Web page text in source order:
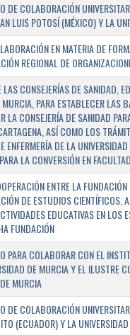
DE COLABORACIÓN
LUIS POTOSÍ (MÉXICO) Y LA
EN MATERIA DE
REGIONAL DE
LAS CONSEJERÍAS DE SANIDAD,
PARA ESTABLECER LAS
LA CONSEJERÍA DE SANIDAD
ASÍ COMO LOS
ENFERMERÍA DE LA
LA CONVERSIÓN EN
ENTRE LA
DE ESTUDIOS CIENTÍFICOS,
EDUCATIVAS EN LOS
FUNDACIÓN
PARA COLABORAR CON EL
DE MURCIA Y EL ILUSTRE
MURCIA
DE COLABORACIÓN
(ECUADOR) Y LA